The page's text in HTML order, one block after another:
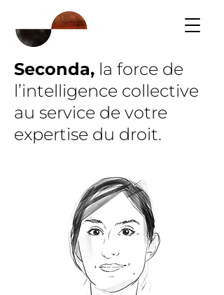
Seconda, la force de
l’intelligence collective
au service de votre
expertise du droit.